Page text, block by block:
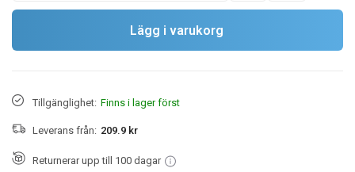
Lägg i varukorg
Tillgänglighet: Finns i lager först
Leverans från: 209.9 kr
Returnerar upp till 100 dagar